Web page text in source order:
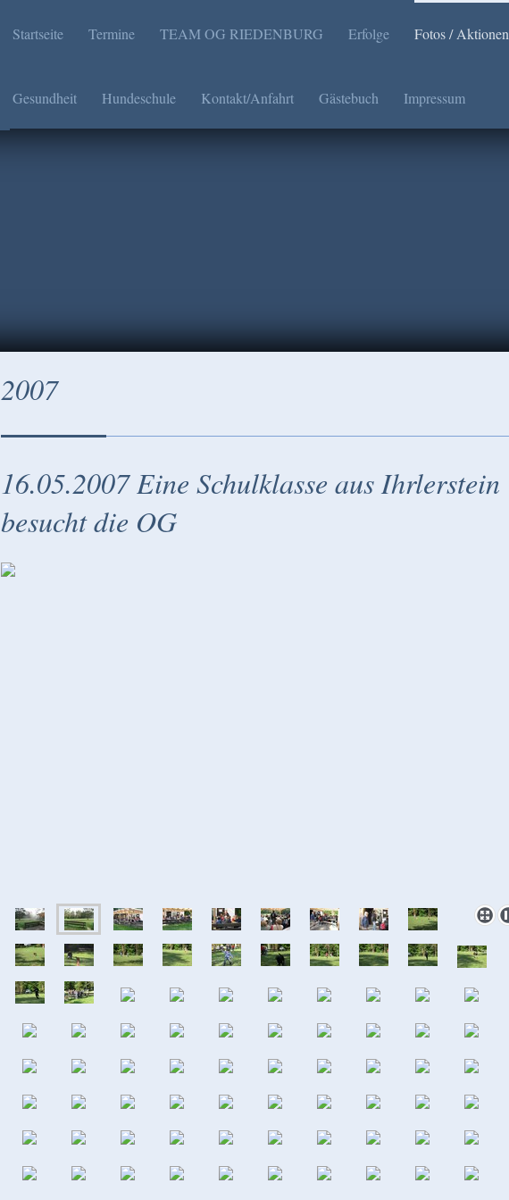
Startseite Termine TEAM OG RIEDENBURG Erfolge Fotos / Aktionen
Gesundheit Hundeschule Kontakt/Anfahrt Gästebuch Impressum
2007
16.05.2007 Eine Schulklasse aus Ihrlerstein
besucht die OG